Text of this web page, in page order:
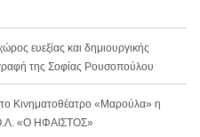
ευεξίας και δημιουργικής
της Σοφίας Ρουσοπούλου
Κινηματοθέατρο «Μαρούλα» η
«Ο ΗΦΑΙΣΤΟΣ»